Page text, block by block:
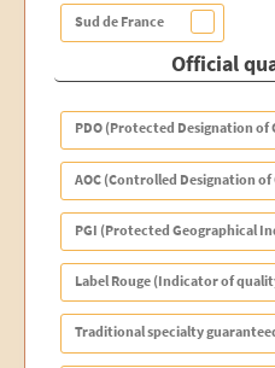
Sud de France
Official
PDO (Protected Designation of
AOC (Controlled Designation
PGI (Protected Geographical
Label Rouge (Indicator of
Traditional specialty